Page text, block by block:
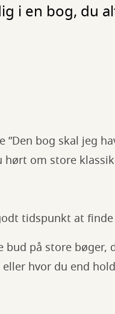
i en bog, du
bog skal jeg
hørt om store
tidspunkt at
på store
hvor du end